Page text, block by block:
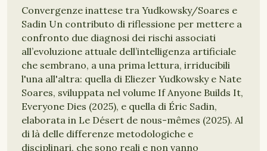
Convergenze inattese tra Yudkowsky/Soares e
Sadin Un contributo di riflessione per mettere a
confronto due diagnosi dei rischi associati
all’evoluzione attuale dell’intelligenza artificiale
che sembrano, a una prima lettura, irriducibili
l'una all'altra: quella di Eliezer Yudkowsky e Nate
Soares, sviluppata nel volume If Anyone Builds It,
Everyone Dies (2025), e quella di Éric Sadin,
elaborata in Le Désert de nous-mêmes (2025). Al
di là delle differenze metodologiche e
disciplinari, che sono reali e non vanno